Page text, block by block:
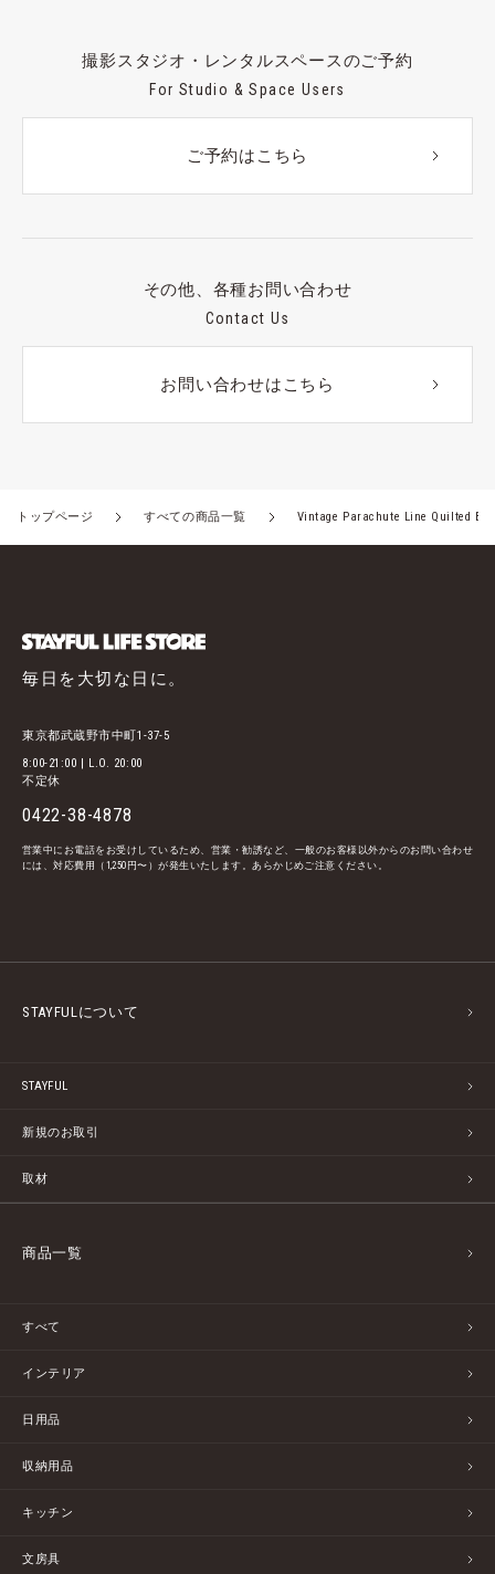
撮影スタジオ・レンタルスペースのご予約
For Studio & Space Users
ご予約はこちら
その他、各種お問い合わせ
Contact Us
お問い合わせはこちら
トップページ すべての商品一覧 Vintage Parachute Line Quilted
毎日を大切な日に。
東京都武蔵野市中町1-37-5
8:00-21:00 | L.O. 20:00
不定休
0422-38-4878
営業中にお電話をお受けしているため、営業・勧誘など、一般のお客様以外からのお問い合わせ
には、対応費用（1,250円〜）が発生いたします。あらかじめご注意ください。
STAYFULについて
STAYFUL
新規のお取引
取材
商品一覧
すべて
インテリア
日用品
収納用品
キッチン
文房具